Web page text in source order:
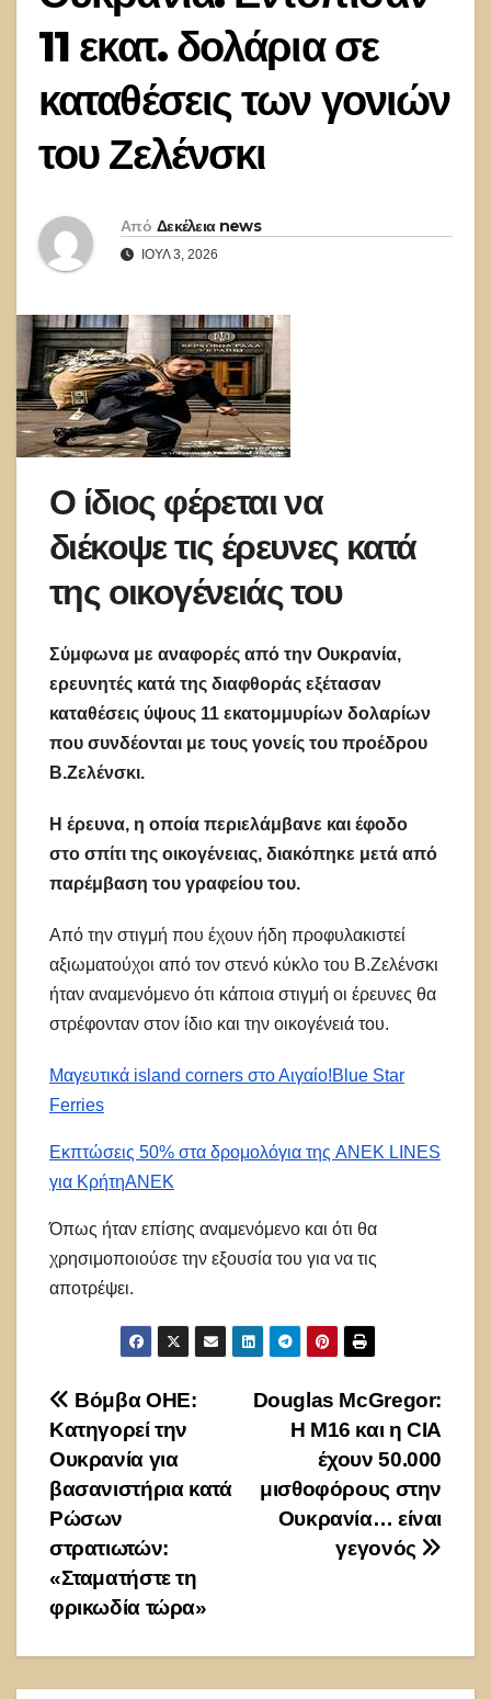
11 εκατ. δολάρια σε
καταθέσεις των γονιών
του Ζελένσκι
Από Δεκέλεια news
ΙΟΎΛ 3, 2026
Ο ίδιος φέρεται να
διέκοψε τις έρευνες κατά
της οικογένειάς του
Σύμφωνα με αναφορές από την Ουκρανία,
ερευνητές κατά της διαφθοράς εξέτασαν
καταθέσεις ύψους 11 εκατομμυρίων δολαρίων
που συνδέονται με τους γονείς του προέδρου
Β.Ζελένσκι.
Η έρευνα, η οποία περιελάμβανε και έφοδο
στο σπίτι της οικογένειας, διακόπηκε μετά από
παρέμβαση του γραφείου του.
Από την στιγμή που έχουν ήδη προφυλακιστεί
αξιωματούχοι από τον στενό κύκλο του Β.Ζελένσκι
ήταν αναμενόμενο ότι κάποια στιγμή οι έρευνες θα
στρέφονταν στον ίδιο και την οικογένειά του.
Μαγευτικά island corners στο Αιγαίο!Blue Star
Ferries
Εκπτώσεις 50% στα δρομολόγια της ANEK LINES
για ΚρήτηANEK
Όπως ήταν επίσης αναμενόμενο και ότι θα
χρησιμοποιούσε την εξουσία του για να τις
αποτρέψει.
Πλοήγηση
άρθρων
Douglas McGregor:
Η Μ16 και η CIA
έχουν 50.000
μισθοφόρους στην
Ουκρανία… είναι
γεγονός
Βόμβα ΟΗΕ:
Κατηγορεί την
Ουκρανία για
βασανιστήρια κατά
Ρώσων
στρατιωτών:
«Σταματήστε τη
φρικωδία τώρα»